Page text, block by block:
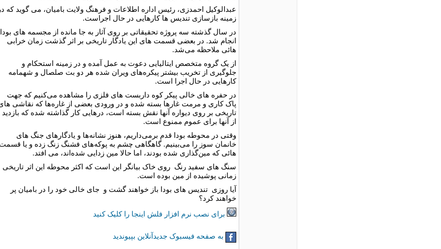
عبدالوکيل احمدزی، رئيس اداره اطلاعات و فرهنگ ولايت باميان، می گويد که
زمينه بازسازی تنديس ها کارهايی در حال اجراست.
در سال گذشته سه پروژه تحقيقاتی بر روی آثار به جا مانده از مجسمه هاى بودا
انجام شد. در بعضی قسمت های اين يادگار تاريخی بر اثر گذشت زمان خرابى
هائى ملاحظه می‌شد.
از يک گروه متخصص ايتاليايی دعوت به عمل آمده و در زمينه استحکام و
جلوگيری از تخريب بيشتر پيکره‌های ويران شده هر دو بت صلصال و شهمامه
کارهايی در حال اجرا است.
در حفره های خالی پيکر کوه داربست های فلزی را مشاهده می‌کنيم که جهت
پاک کاری و مرمت غار‌ها بسته شده و در ورودی بعضی از غاره‌ها که نقاشى
تاريخی بر روی ديواره آنها نقش بسته است، درهايی کار گذاشته شده که بازديد
از آنها برای عموم ممنوع است.
وقتی در محوطه بودا قدم برمی‌داريم، هنوز نشانه‌ها و يادگارهای جنگ های
خانمان سوز را می‌بينيم. گاهگاهی چشم به پوکه‌های فشنگ زنگ زده و يا
هائى که مين‌گذاری شده بودند، اما حالا مين زدايی شده‌اند، مى افتد.
سنگ های سفيد رنگ روی خاک بيانگر اين است که اکثر محوطه اين اثر تاريخی
زمانی پوشيده از مين بوده است.
آيا روزی تنديس های بودا باز خواهند گشت و جای خالی خود را در باميان پر
خواهند کرد؟
برای نصب نرم افزار فلش اینجا را کلیک کنید
به صفحه فیسبوک جدیدآنلاین بپیوندید